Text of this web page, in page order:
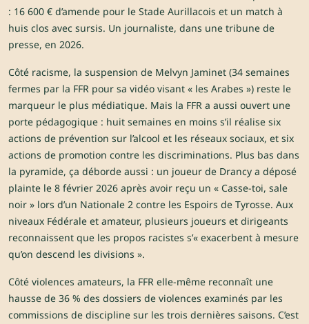
: 16 600 € d’amende pour le Stade Aurillacois et un match à
huis clos avec sursis. Un journaliste, dans une tribune de
presse, en 2026.
Côté racisme, la suspension de Melvyn Jaminet (34 semaines
fermes par la FFR pour sa vidéo visant « les Arabes ») reste le
marqueur le plus médiatique. Mais la FFR a aussi ouvert une
porte pédagogique : huit semaines en moins s’il réalise six
actions de prévention sur l’alcool et les réseaux sociaux, et six
actions de promotion contre les discriminations. Plus bas dans
la pyramide, ça déborde aussi : un joueur de Drancy a déposé
plainte le 8 février 2026 après avoir reçu un « Casse-toi, sale
noir » lors d’un Nationale 2 contre les Espoirs de Tyrosse. Aux
niveaux Fédérale et amateur, plusieurs joueurs et dirigeants
reconnaissent que les propos racistes s’« exacerbent à mesure
qu’on descend les divisions ».
Côté violences amateurs, la FFR elle-même reconnaît une
hausse de 36 % des dossiers de violences examinés par les
commissions de discipline sur les trois dernières saisons. C’est